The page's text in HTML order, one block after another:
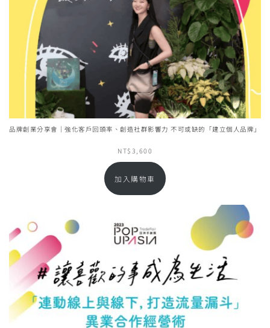
品牌創業分享會｜強化客戶回頭率、創造社群影響力 不可或缺的「建立個人品牌」
NT$ 3,600
加入購物車